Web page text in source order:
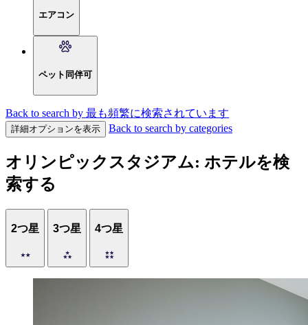
エアコン
ペット同伴可
Back to search by 最も頻繁に検索されています
詳細オプションを表示 Back to search by categories
オリンピックスタジアム: ホテルを検
索する
2つ星 3つ星 4つ星